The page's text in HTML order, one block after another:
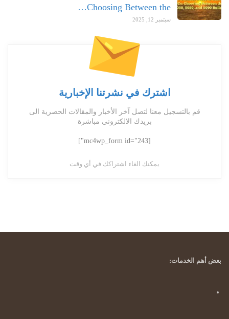
Choosing Between the…
سبتمبر 12, 2025
اشترك في نشرتنا الإخبارية
قم بالتسجيل معنا لتصل آخر الأخبار والمقالات الحصرية الى
بريدك الالكتروني مباشرة
[mc4wp_form id="243"]
يمكنك الغاء اشتراكك في أي وقت
بعض أهم الخدمات: